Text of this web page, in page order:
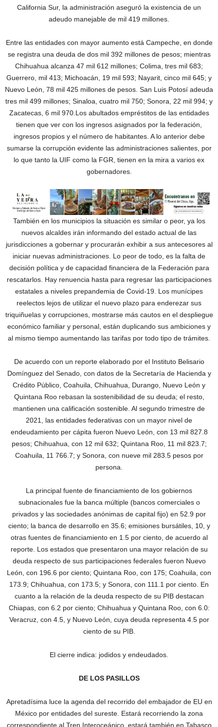
California Sur, la administración aseguró la existencia de un
adeudo manejable de mil 419 millones.
Entre las entidades con mayor aumento está Campeche, en donde
se registra una deuda de dos mil 392 millones de pesos; mientras
Chihuahua alcanza 47 mil 612 millones; Colima, tres mil 683;
Guerrero, mil 413; Michoacán, 19 mil 593; Nayarit, cinco mil 645; y
Nuevo León, 78 mil 425 millones de pesos. San Luis Potosí adeuda
tres mil 499 millones; Sinaloa, cuatro mil 750; Sonora, 22 mil 994; y
Zacatecas, 6 mil 970.Los abultados empréstitos de las entidades
tienen que ver con los ingresos asignados por la federación,
ingresos propios y el número de habitantes. A lo anterior debe
sumarse la corrupción evidente las administraciones salientes, por
lo que tanto la UIF como la FGR, tienen en la mira a varios ex
gobernadores.
También en los municipios la situación es similar o peor, ya los
nuevos alcaldes irán informando del estado actual de las
jurisdicciones a gobernar y procurarán exhibir a sus antecesores al
iniciar nuevas administraciones. Lo peor de todo, es la falta de
decisión política y de capacidad financiera de la Federación para
rescatarlos. Hay renuencia hasta para regresar las participaciones
estatales a niveles prepandemia de Covid-19. Los munícipes
reelectos lejos de utilizar el nuevo plazo para enderezar sus
triquiñuelas y corrupciones, mostrarse más cautos en el despliegue
económico familiar y personal, están duplicando sus ambiciones y
al mismo tiempo aumentando las tarifas por todo tipo de trámites.
De acuerdo con un reporte elaborado por el Instituto Belisario
Domínguez del Senado, con datos de la Secretaría de Hacienda y
Crédito Público, Coahuila, Chihuahua, Durango, Nuevo León y
Quintana Roo rebasan la sostenibilidad de su deuda; el resto,
mantienen una calificación sostenible. Al segundo trimestre de
2021, las entidades federativas con un mayor nivel de
endeudamiento per cápita fueron Nuevo León, con 13 mil 827.8
pesos; Chihuahua, con 12 mil 632; Quintana Roo, 11 mil 823.7;
Coahuila, 11 766.7; y Sonora, con nueve mil 283.5 pesos por
persona.
La principal fuente de financiamiento de los gobiernos
subnacionales fue la banca múltiple (bancos comerciales o
privados y las sociedades anónimas de capital fijo) en 52.9 por
ciento; la banca de desarrollo en 35.6; emisiones bursátiles, 10, y
otras fuentes de financiamiento en 1.5 por ciento, de acuerdo al
reporte. Los estados que presentaron una mayor relación de su
deuda respecto de sus participaciones federales fueron Nuevo
León, con 196.6 por ciento; Quintana Roo, con 175; Coahuila, con
173.9; Chihuahua, con 173.5; y Sonora, con 111.1 por ciento. En
cuanto a la relación de la deuda respecto de su PIB destacan
Chiapas, con 6.2 por ciento; Chihuahua y Quintana Roo, con 6.0:
Veracruz, con 4.5, y Nuevo León, cuya deuda representa 4.5 por
ciento de su PIB.
El cierre indica: jodidos y endeudados.
DE LOS PASILLOS
Apretadísima luce la agenda del recorrido del embajador de EU en
México por entidades del sureste. Estará recorriendo la zona
correspondiente al Tren Interoceánico, estará también en Tabasco